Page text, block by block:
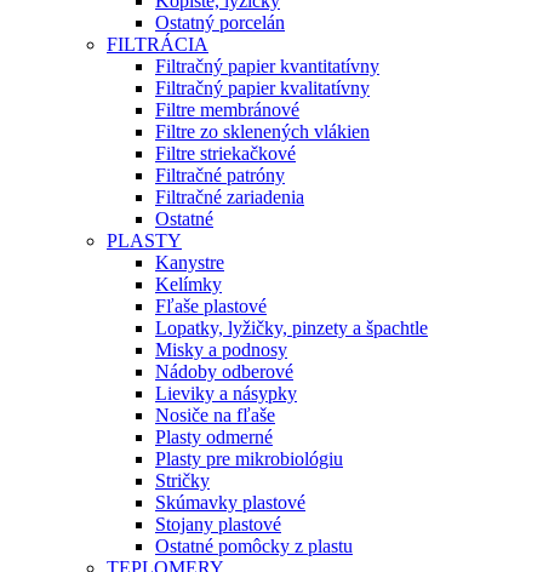
Ostatný porcelán
FILTRÁCIA
Filtračný papier kvantitatívny
Filtračný papier kvalitatívny
Filtre membránové
Filtre zo sklenených vlákien
Filtre striekačkové
Filtračné patróny
Filtračné zariadenia
Ostatné
PLASTY
Kanystre
Kelímky
Fľaše plastové
Lopatky, lyžičky, pinzety a špachtle
Misky a podnosy
Nádoby odberové
Lieviky a násypky
Nosiče na fľaše
Plasty odmerné
Plasty pre mikrobiológiu
Stričky
Skúmavky plastové
Stojany plastové
Ostatné pomôcky z plastu
TEPLOMERY